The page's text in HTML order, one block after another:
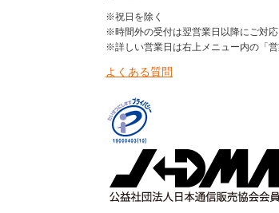
※祝日を除く
※時間外の受付は翌営業日以降にご対応
※詳しい営業日は右上メニュー内の「
よくある質問